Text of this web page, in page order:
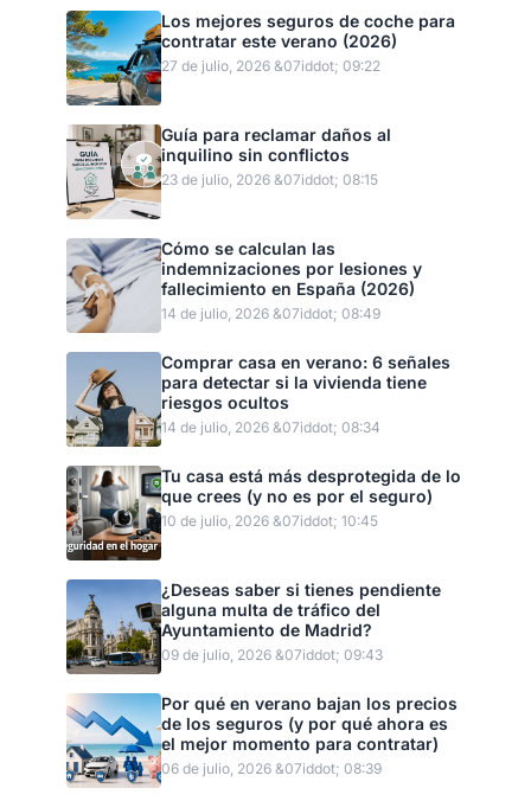
Los mejores seguros de coche para
contratar este verano (2026)
27 de julio, 2026 &07iddot; 09:22
Guía para reclamar daños al
inquilino sin conflictos
23 de julio, 2026 &07iddot; 08:15
Cómo se calculan las
indemnizaciones por lesiones y
fallecimiento en España (2026)
14 de julio, 2026 &07iddot; 08:49
Comprar casa en verano: 6 señales
para detectar si la vivienda tiene
riesgos ocultos
14 de julio, 2026 &07iddot; 08:34
Tu casa está más desprotegida de lo
que crees (y no es por el seguro)
10 de julio, 2026 &07iddot; 10:45
¿Deseas saber si tienes pendiente
alguna multa de tráfico del
Ayuntamiento de Madrid?
09 de julio, 2026 &07iddot; 09:43
Por qué en verano bajan los precios
de los seguros (y por qué ahora es
el mejor momento para contratar)
06 de julio, 2026 &07iddot; 08:39